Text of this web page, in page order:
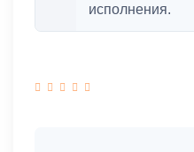
исполнения.